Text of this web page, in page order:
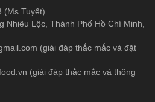
(Ms.Tuyết)
Nhiêu Lộc, Thành Phố Hồ Chí Minh,
(giải đáp thắc mắc và đặt
(giải đáp thắc mắc và thông